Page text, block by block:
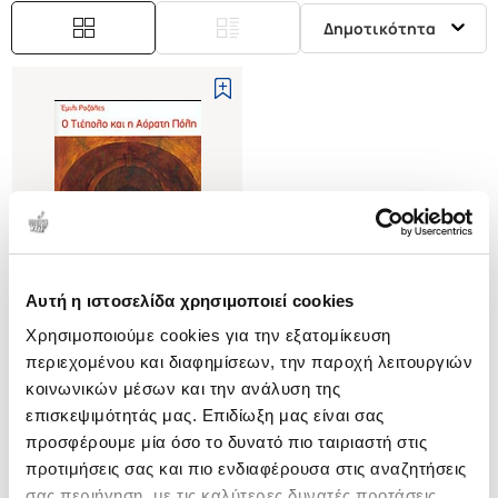
Αυτή η ιστοσελίδα χρησιμοποιεί cookies
Χρησιμοποιούμε cookies για την εξατομίκευση
περιεχομένου και διαφημίσεων, την παροχή λειτουργιών
κοινωνικών μέσων και την ανάλυση της
επισκεψιμότητάς μας. Επιδίωξη μας είναι σας
προσφέρουμε μία όσο το δυνατό πιο ταιριαστή στις
προτιμήσεις σας και πιο ενδιαφέρουσα στις αναζητήσεις
Δημοτικότητα
Εξαντλημένο
(0)
Ο ΤΙΕΠΟΛΟ ΚΑΙ Η ΑΟΡΑΤΗ ΠΟΛΗ
(ΙΣΤΟΡΙΚΟ ΜΥΘΙΣΤΟΡΗΜΑ)
ROSALES EMILI
Κωδ. Πολιτείας:1204-0043